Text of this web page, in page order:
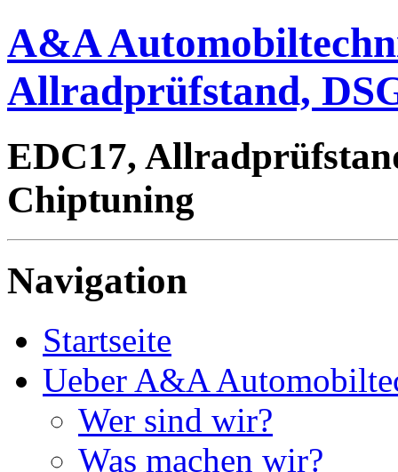
A&A
Allradprüfstand,
EDC17,
Chiptuning
Navigation
Startseite
Ueber A&A
Wer sind wir?
Was machen wir?